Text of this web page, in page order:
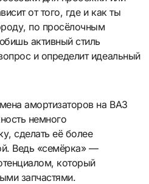
от того, где и как ты
по просёлочным
активный стиль
и определит идеальный
амортизаторов на ВАЗ
немного
сделать её более
Ведь «семёрка» —
который
запчастями.